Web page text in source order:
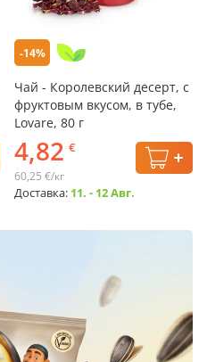
-14%
Чай - Королевский десерт, с
фруктовым вкусом, в тубе,
Lovare, 80 г
4,82 €
60,25 €/кг
Доставка: 11. - 12 Авг.